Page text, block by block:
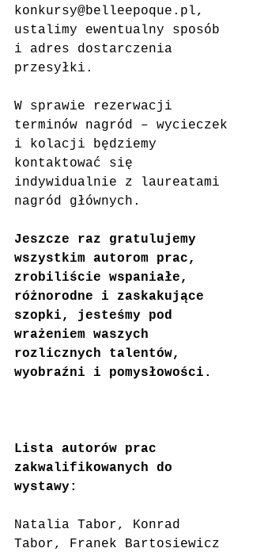
konkursy@belleepoque.pl,
ustalimy ewentualny sposób
i adres dostarczenia
przesyłki.
W sprawie rezerwacji
terminów nagród – wycieczek
i kolacji będziemy
kontaktować się
indywidualnie z laureatami
nagród głównych.
Jeszcze raz gratulujemy
wszystkim autorom prac,
zrobiliście wspaniałe,
różnorodne i zaskakujące
szopki, jesteśmy pod
wrażeniem waszych
rozlicznych talentów,
wyobraźni i pomysłowości.
Lista autorów prac
zakwalifikowanych do
wystawy:
Natalia Tabor, Konrad
Tabor, Franek Bartosiewicz